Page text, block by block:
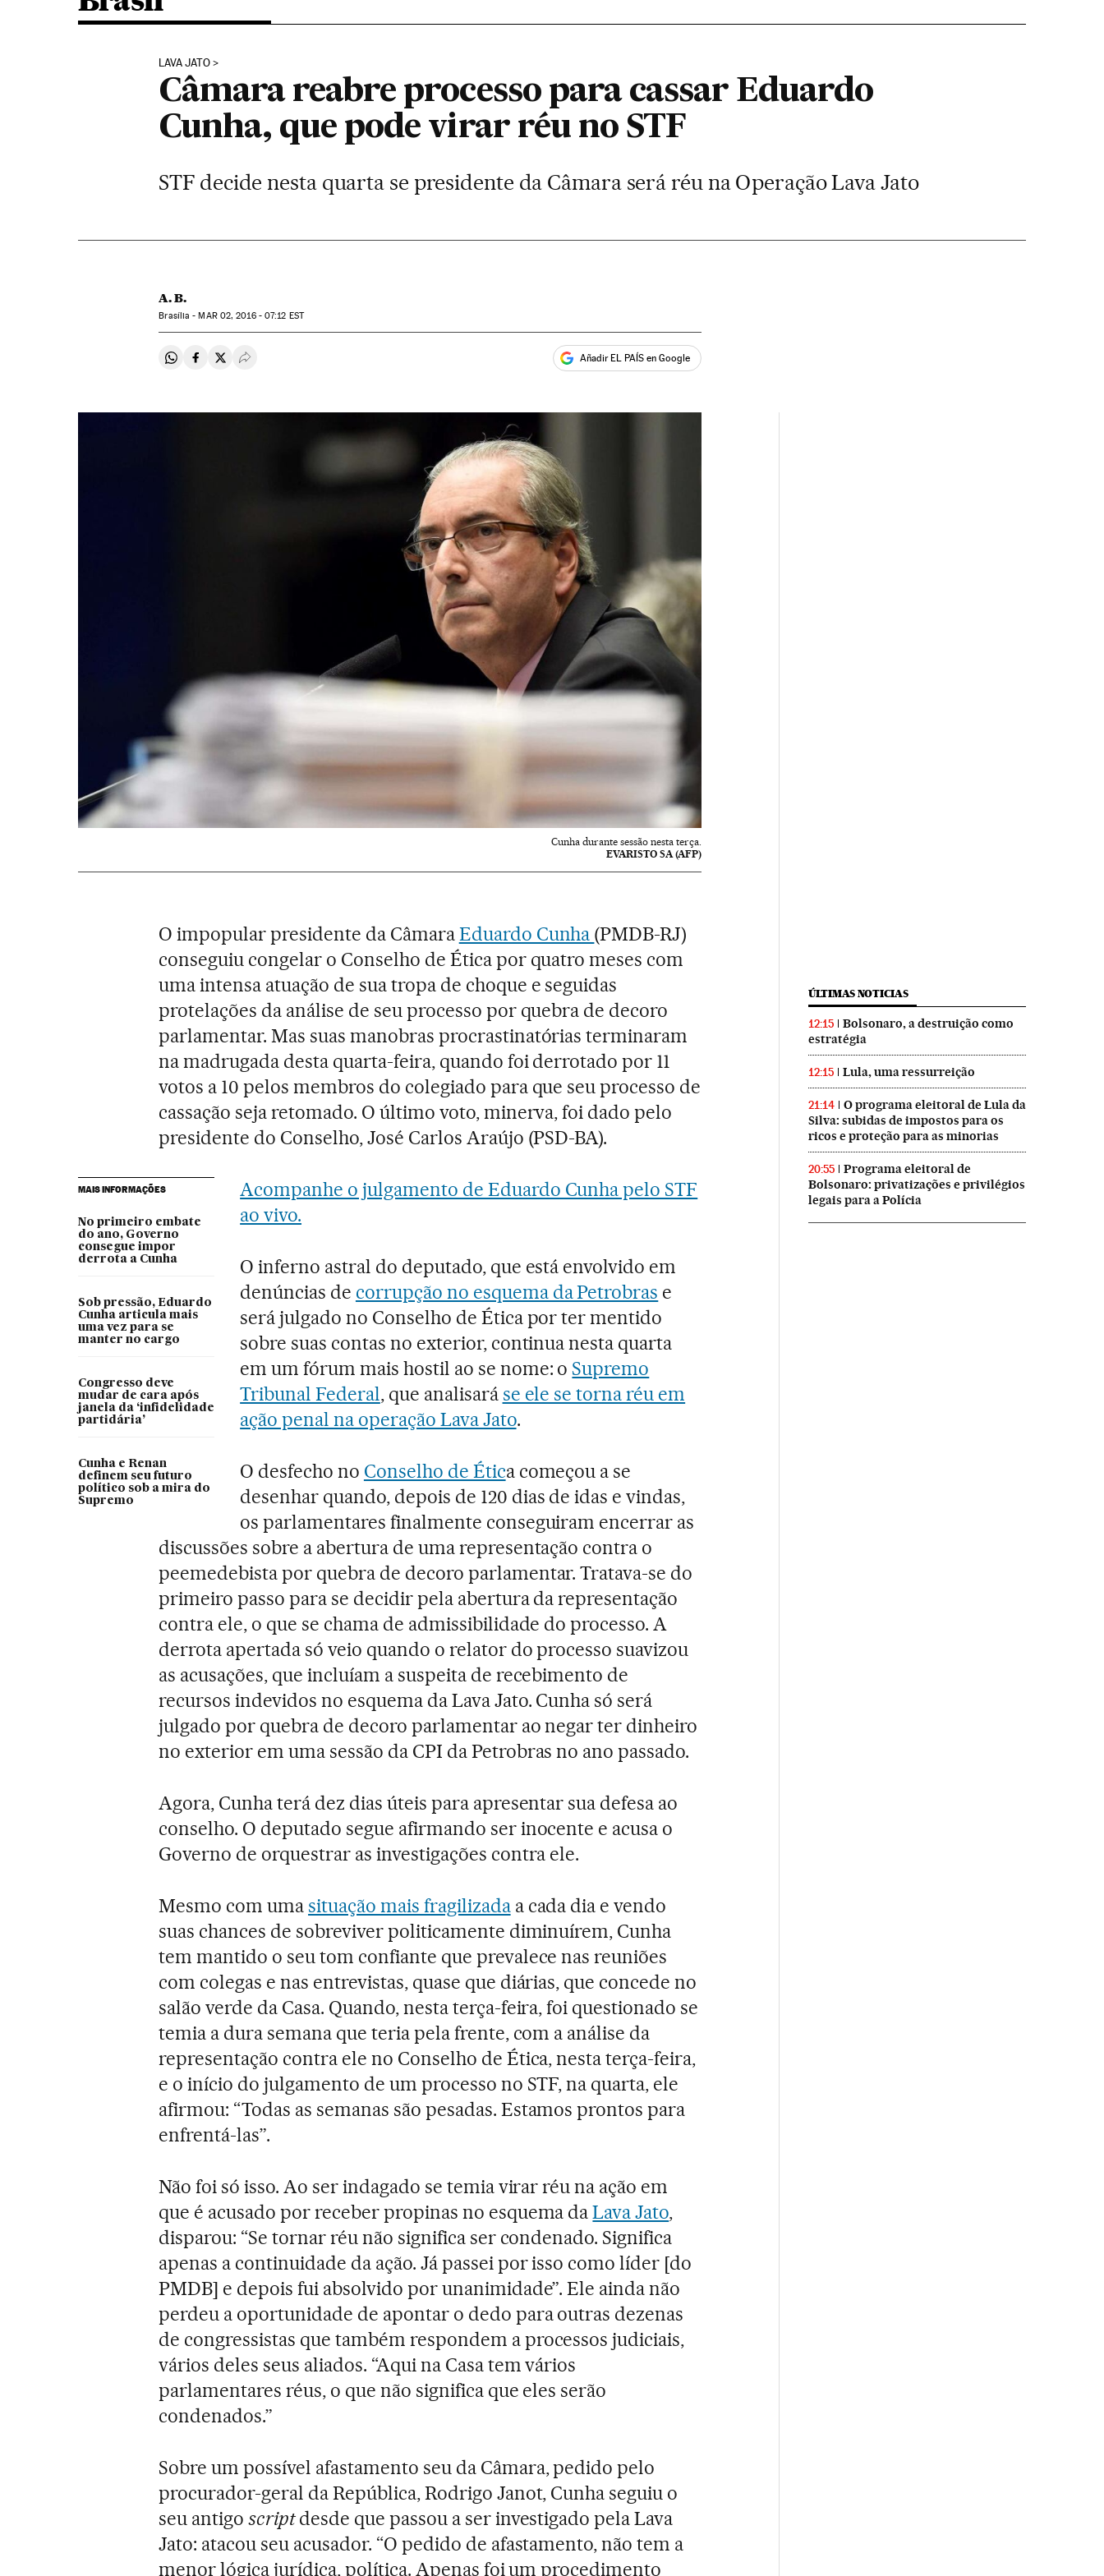
LAVA JATO
Câmara reabre processo para cassar Eduardo
Cunha, que pode virar réu no STF
STF decide nesta quarta se presidente da Câmara será réu na Operação Lava Jato
A. B.
Brasília -MAR02, 2016 - 07:12 EST
Compartir en Whatsapp
Compartir en Facebook
Compartir en Twitter
Desplegar Redes Sociales Añadir EL PAÍS en Google
Cunha durante sessão nesta terça.
EVARISTO SA (AFP)
O impopular presidente da CâmaraEduardo Cunha (PMDB-RJ)
conseguiu congelar o Conselho de Ética por quatro meses com
uma intensa atuação de sua tropa de choque e seguidas
protelações da análise de seu processo por quebra de decoro
parlamentar. Mas suas manobras procrastinatórias terminaram
na madrugada desta quarta-feira, quando foi derrotado por 11
votos a 10 pelos membros do colegiado para que seu processo de
cassação seja retomado. O último voto, minerva, foi dado pelo
presidente do Conselho, José Carlos Araújo (PSD-BA).
MAIS INFORMAÇÕES
No primeiro embate
do ano, Governo
consegue impor
derrota a Cunha
Sob pressão, Eduardo
Cunha articula mais
uma vez para se
manter no cargo
Congresso deve
mudar de cara após
janela da ‘infidelidade
partidária’
Cunha e Renan
definem seu futuro
político sob a mira do
Supremo
Acompanhe o julgamento de Eduardo Cunha pelo STF
ao vivo.
O inferno astral do deputado, que está envolvido em
denúncias de corrupção no esquema da Petrobras e
será julgado no Conselho de Ética por ter mentido
sobre suas contas no exterior, continua nesta quarta
em um fórum mais hostil ao se nome: o Supremo
Tribunal Federal, que analisaráse ele se torna réu em
ação penal na operação Lava Jato.
O desfecho no Conselho de Ética começou a se
desenhar quando, depois de 120 dias de idas e vindas,
os parlamentares finalmente conseguiram encerrar as
discussões sobre a abertura de uma representação contra o
peemedebista por quebra de decoro parlamentar. Tratava-se do
primeiro passo para se decidir pela abertura da representação
contra ele, o que se chama de admissibilidade do processo. A
derrota apertada só veio quando o relator do processo suavizou
as acusações, que incluíam a suspeita de recebimento de
recursos indevidos no esquema da Lava Jato. Cunha só será
julgado por quebra de decoro parlamentar ao negar ter dinheiro
no exterior em uma sessão da CPI da Petrobras no ano passado.
Agora, Cunha terá dez dias úteis para apresentar sua defesa ao
conselho. O deputado segue afirmando ser inocente e acusa o
Governo de orquestrar as investigações contra ele.
Mesmo com umasituação mais fragilizadaa cada dia e vendo
suas chances de sobreviver politicamente diminuírem, Cunha
tem mantido o seu tom confiante que prevalece nas reuniões
com colegas e nas entrevistas, quase que diárias, que concede no
salão verde da Casa. Quando, nesta terça-feira, foi questionado se
temia a dura semana que teria pela frente, com a análise da
representação contra ele no Conselho de Ética, nesta terça-feira,
e o início do julgamento de um processo no STF, na quarta, ele
afirmou: “Todas as semanas são pesadas. Estamos prontos para
enfrentá-las”.
Não foi só isso. Ao ser indagado se temia virar réu na ação em
que é acusado por receber propinas no esquema daLava Jato,
disparou: “Se tornar réu não significa ser condenado. Significa
apenas a continuidade da ação. Já passei por isso como líder [do
PMDB] e depois fui absolvido por unanimidade”. Ele ainda não
perdeu a oportunidade de apontar o dedo para outras dezenas
de congressistas que também respondem a processos judiciais,
vários deles seus aliados. “Aqui na Casa tem vários
parlamentares réus, o que não significa que eles serão
condenados.”
Sobre um possível afastamento seu da Câmara, pedido pelo
procurador-geral da República, Rodrigo Janot, Cunha seguiu o
seu antigoscriptdesde que passou a ser investigado pela Lava
Jato: atacou seu acusador. “O pedido de afastamento, não tem a
menor lógica jurídica, política. Apenas foi um procedimento
ÚLTIMAS NOTICIAS
12:15
Bolsonaro, a destruição como
estratégia
12:15 Lula, uma ressurreição
21:14
O programa eleitoral de Lula da
Silva: subidas de impostos para os
ricos e proteção para as minorias
20:55
Programa eleitoral de
Bolsonaro: privatizações e privilégios
legais para a Polícia